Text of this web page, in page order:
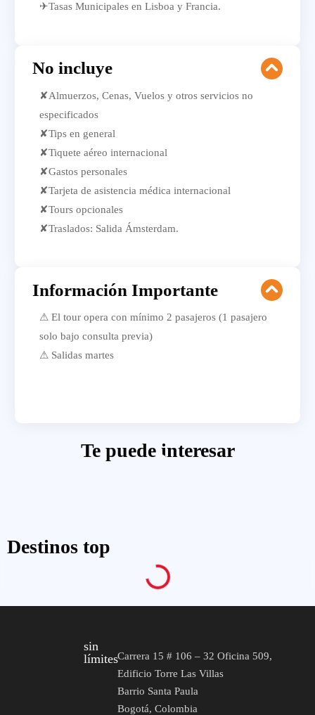
✈Tasas Municipales en Lisboa y Francia.
No incluye
✘Almuerzos, Cenas, Vuelos y otros servicios no
especificados
✘Tips en general
✘Tiquete aéreo internacional
✘Gastos personales
✘Tarjeta de asistencia médica internacional
✘Tours opcionales
✘Traslados: Salida Ámsterdam.
Información Importante
⚠ El tour opera con mínimo 2 pasajeros (1 pasajero
solo bajo consulta previa)
⚠ Salidas martes
Te puede interesar
Destinos top
sin
límitesCarrera 15 # 106 – 32 Oficina 509,
Edificio Torre Las Villas
Barrio Santa Paula
Bogotá, Colombia